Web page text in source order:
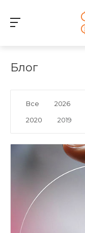
Блог
Все 2026
2020
2019